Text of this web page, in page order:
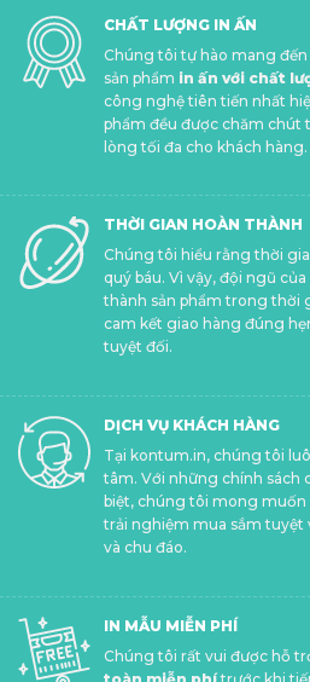
CHẤT LƯỢNG IN ẤN
Chúng tôi tự hào mang
sản phẩm in ấn với chất
công nghệ tiên tiến nhất
phẩm đều được chăm chút
lòng tối đa cho khách hàng.
THỜI GIAN HOÀN THÀNH
Chúng tôi hiểu rằng thời
quý báu. Vì vậy, đội ngũ
thành sản phẩm trong thời
cam kết giao hàng đúng
tuyệt đối.
DỊCH VỤ KHÁCH HÀNG
Tại kontum.in, chúng tôi
tâm. Với những chính sách
biệt, chúng tôi mong muốn
trải nghiệm mua sắm tuyệt
và chu đáo.
IN MẪU MIỄN PHÍ
Chúng tôi rất vui được hỗ